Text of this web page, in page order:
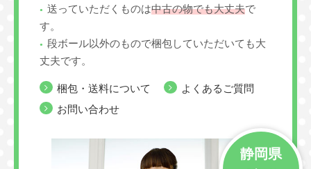
送っていただくものは中古の物でも大丈夫で
す。
段ボール以外のもので梱包していただいても大
丈夫です。
梱包・送料について
よくあるご質問
お問い合わせ
静岡県